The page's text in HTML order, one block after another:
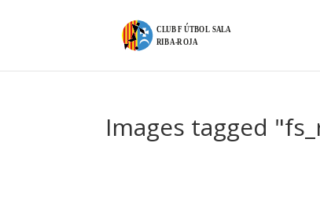
Images tagged